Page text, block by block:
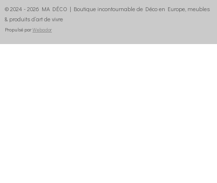
© 2024 - 2026 MA DÉCO | Boutique incontournable de Déco en Europe, meubles
& produits d’art de vivre
Propulsé parWebador